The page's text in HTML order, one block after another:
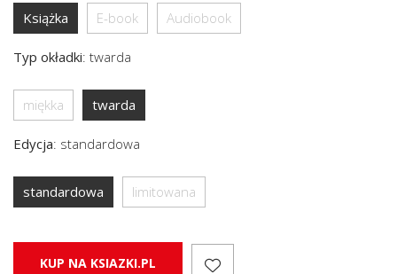
Książka E-book Audiobook
Typ okładki: twarda
miękka twarda
Edycja: standardowa
standardowa limitowana
KUP NA KSIAZKI.PL